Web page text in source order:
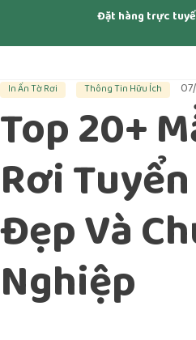
Đặt hàng trực
In Ấn Tờ Rơi Thông Tin Hữu Ích
Top 20+
Rơi
Đẹp Và
Nghiệp